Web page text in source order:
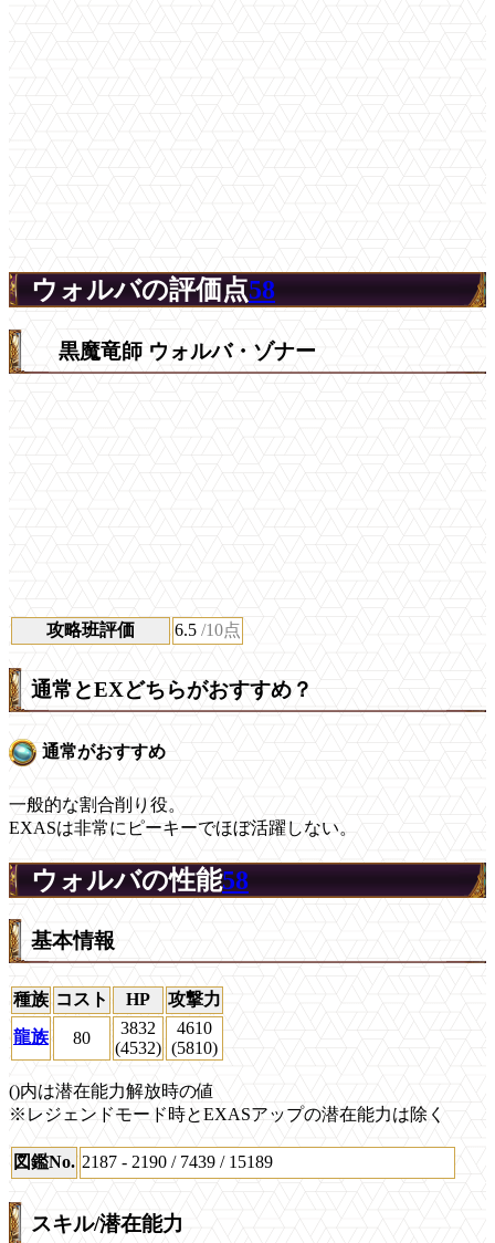
ウォルバの評価点58
黒魔竜師 ウォルバ・ゾナー
攻略班評価 6.5 /10点
通常とEXどちらがおすすめ？
通常がおすすめ
一般的な割合削り役。
EXASは非常にピーキーでほぼ活躍しない。
ウォルバの性能58
基本情報
種族 コスト HP
攻撃力
龍族
80
3832
(4532)
4610
(5810)
()内は潜在能力解放時の値
※レジェンドモード時とEXASアップの潜在能力は除く
図鑑No. 2187 - 2190 / 7439 / 15189
スキル/潜在能力